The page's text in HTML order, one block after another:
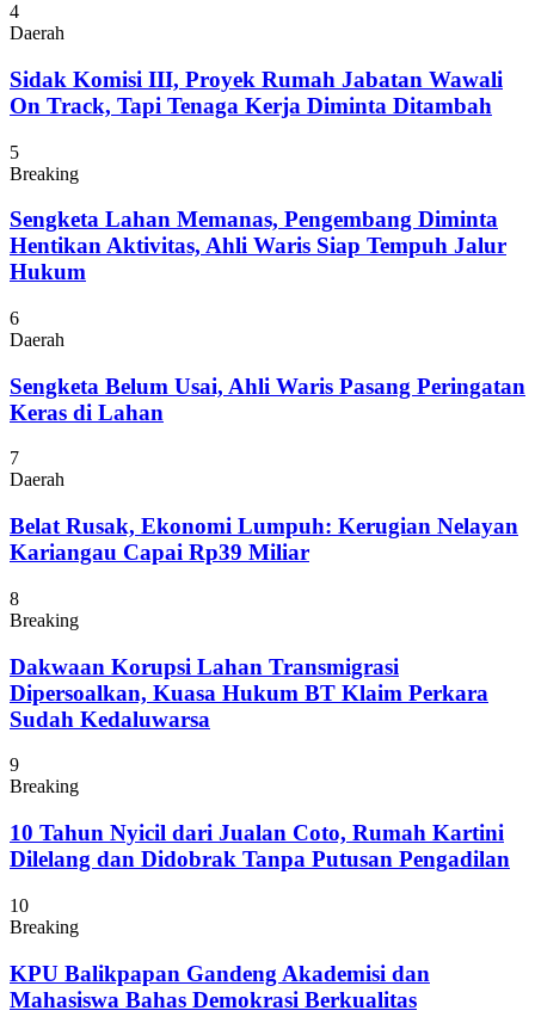
4
Daerah
Sidak Komisi III, Proyek Rumah Jabatan Wawali
On Track, Tapi Tenaga Kerja Diminta Ditambah
5
Breaking
Sengketa Lahan Memanas, Pengembang Diminta
Hentikan Aktivitas, Ahli Waris Siap Tempuh Jalur
Hukum
6
Daerah
Sengketa Belum Usai, Ahli Waris Pasang Peringatan
Keras di Lahan
7
Daerah
Belat Rusak, Ekonomi Lumpuh: Kerugian Nelayan
Kariangau Capai Rp39 Miliar
8
Breaking
Dakwaan Korupsi Lahan Transmigrasi
Dipersoalkan, Kuasa Hukum BT Klaim Perkara
Sudah Kedaluwarsa
9
Breaking
10 Tahun Nyicil dari Jualan Coto, Rumah Kartini
Dilelang dan Didobrak Tanpa Putusan Pengadilan
10
Breaking
KPU Balikpapan Gandeng Akademisi dan
Mahasiswa Bahas Demokrasi Berkualitas